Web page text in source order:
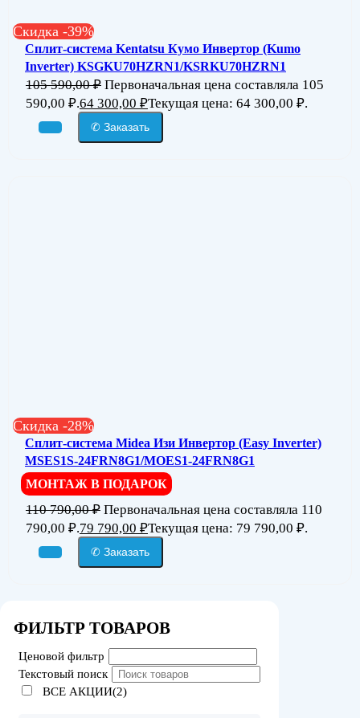
Скидка -39%
Сплит-система Kentatsu Кумо Инвертор (Kumo
Inverter) KSGKU70HZRN1/KSRKU70HZRN1
105 590,00₽ Первоначальная цена составляла 105
590,00 ₽.64 300,00 ₽Текущая цена: 64 300,00 ₽.
✆ Заказать
Скидка -28%
Сплит-система Midea Изи Инвертор (Easy Inverter)
MSES1S-24FRN8G1/MOES1-24FRN8G1
МОНТАЖ В ПОДАРОК
110 790,00₽ Первоначальная цена составляла 110
790,00 ₽.79 790,00 ₽Текущая цена: 79 790,00 ₽.
✆ Заказать
ФИЛЬТР ТОВАРОВ
Ценовой фильтр
Текстовый поиск
ВСЕ АКЦИИ(2)